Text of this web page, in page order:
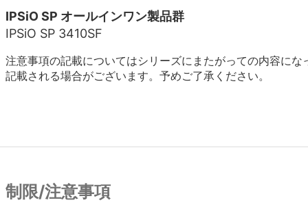
IPSiO SP オールインワン製品群
IPSiO SP 3410SF
注意事項の記載についてはシリーズにまたがっての内容に
記載される場合がございます。予めご了承ください。
制限/注意事項